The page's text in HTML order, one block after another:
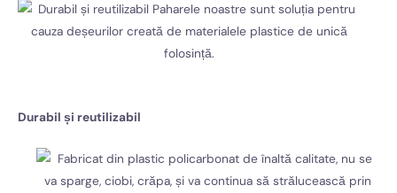
Durabil și reutilizabil